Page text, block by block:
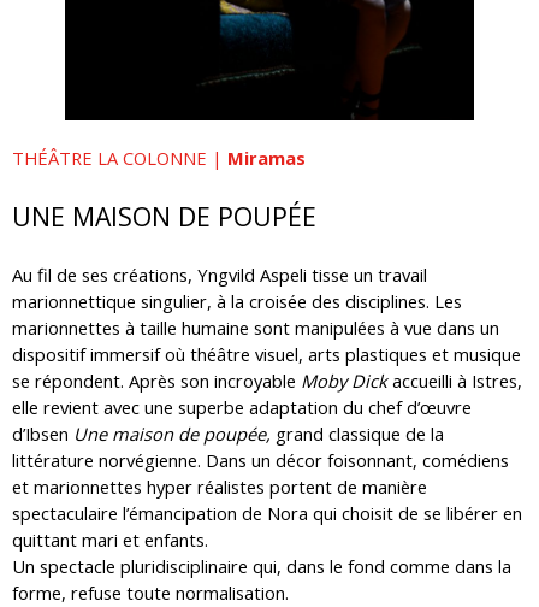
THÉÂTRE LA COLONNE | Miramas
UNE MAISON DE POUPÉE
Au fil de ses créations, Yngvild Aspeli tisse un travail
marionnettique singulier, à la croisée des disciplines. Les
marionnettes à taille humaine sont manipulées à vue dans un
dispositif immersif où théâtre visuel, arts plastiques et musique
se répondent. Après son incroyable Moby Dickaccueilli à Istres,
elle revient avec une superbe adaptation du chef d’œuvre
d’Ibsen Une maison de poupée, grand classique de la
littérature norvégienne. Dans un décor foisonnant, comédiens
et marionnettes hyper réalistes portent de manière
spectaculaire l’émancipation de Nora qui choisit de se libérer en
quittant mari et enfants.
Un spectacle pluridisciplinaire qui, dans le fond comme dans la
forme, refuse toute normalisation.